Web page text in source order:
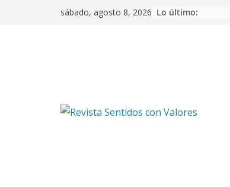
sábado, agosto 8, 2026 Lo último: